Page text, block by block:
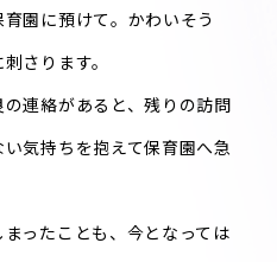
園に預けて。かわいそう
さります。
連絡があると、残りの訪問
気持ちを抱えて保育園へ急
ったことも、今となっては